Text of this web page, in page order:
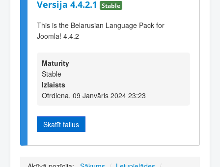
Versija 4.4.2.1 Stable
This is the Belarusian Language Pack for
Joomla! 4.4.2
Maturity
Stable
Izlaists
Otrdiena, 09 Janvāris 2024 23:23
Skatīt failus